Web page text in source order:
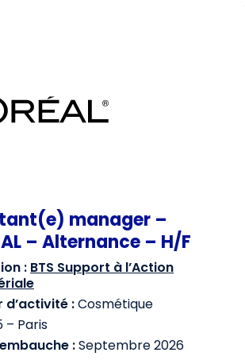
manager –
– Alternance – H/F
: BTS Support à l’Action
d’activité :Cosmétique
– Paris
:Septembre 2026